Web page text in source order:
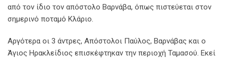
από τον ίδιο τον απόστολο Βαρνάβα, όπως πιστεύεται στον
σημερινό ποταμό Κλάριο.
Αργότερα οι 3 άντρες, Απόστολοι Παύλος, Βαρνάβας και ο
Άγιος Ηρακλείδιος επισκέφτηκαν την περιοχή Ταμασού. Εκεί